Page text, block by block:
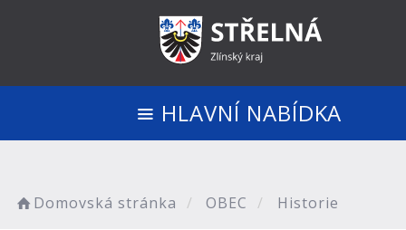
HLAVNÍ NABÍDKA
Domovská stránka OBEC Historie